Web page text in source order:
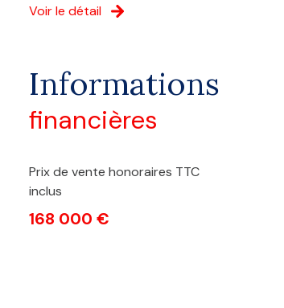
Voir le détail
Informations
financières
Prix de vente honoraires TTC
inclus
168 000 €